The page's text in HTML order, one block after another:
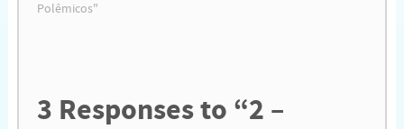
Polêmicos"
3 Responses to “2 –